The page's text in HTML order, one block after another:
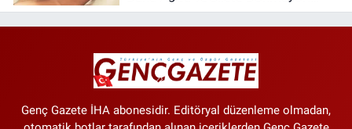
Foto Epilasyon Hakkında Merak
Genç Gazete İHA abonesidir. Editöryal düzenleme olmadan,